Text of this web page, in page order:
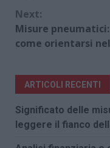
Next:
Misure
come orientarsi
ARTICOLI RECENTI
Significato delle
leggere il fianco